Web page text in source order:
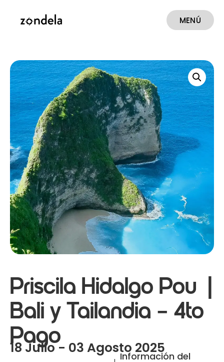
MENÚ
Priscila Hidalgo Pou |
Bali y Tailandia – 4to
Pago
18 Julio - 03 Agosto 2025
Información del